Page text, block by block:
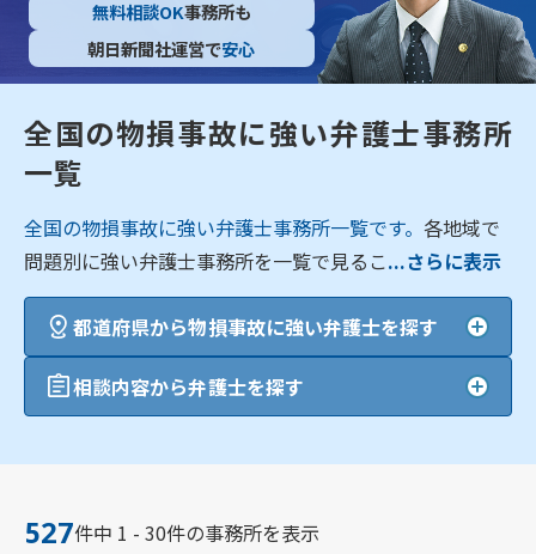
無料相談OK事務所も
朝日新聞社運営で安心
全国の物損事故に強い弁護士事務所
一覧
全国の物損事故に強い弁護士事務所一覧です。各地域で
問題別に強い弁護士事務所を一覧で見るこ...さらに表示
都道府県から物損事故に強い弁護士を探す
相談内容から弁護士を探す
527件中 1 - 30件の事務所を表示